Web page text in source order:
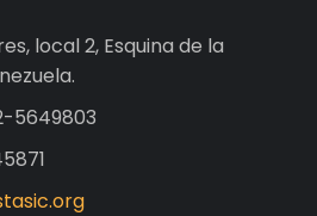
local 2, Esquina de la
5649803